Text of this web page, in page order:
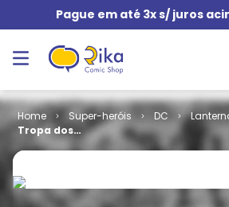
Pague em até 3x s/ juros
Super-heróis DC
Tropa dos
Lanternas